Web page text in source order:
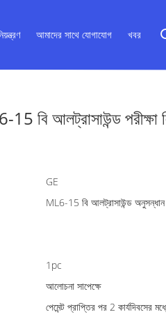
আমাদের সাথে যোগাযোগ খবর
বি আলট্রাসাউন্ড পরীক্ষা
GE
ML6-15 বি আলট্রাসাউন্ড অনুসন্ধান
1pc
আলোচনা সাপেক্ষে
পেমেন্ট প্রাপ্তির পর 2 কার্যদিবসের